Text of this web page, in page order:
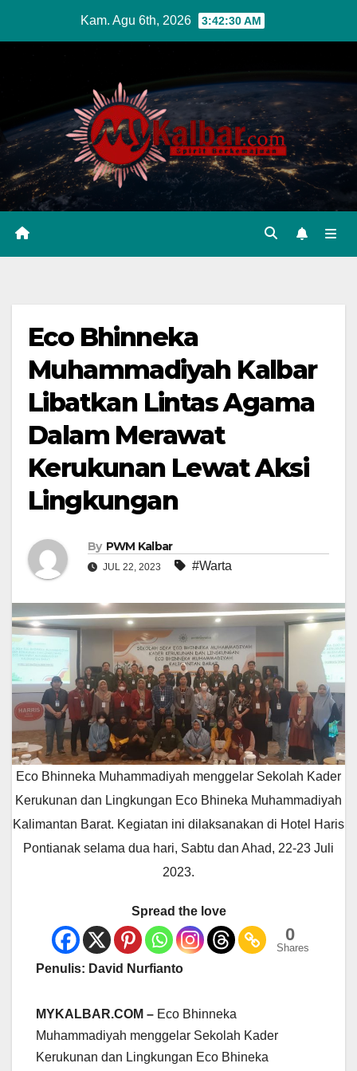
Kam. Agu 6th, 2026 3:42:32 AM
Eco Bhinneka
Muhammadiyah Kalbar
Libatkan Lintas Agama
Dalam Merawat
Kerukunan Lewat Aksi
Lingkungan
By PWM Kalbar
JUL 22, 2023 #Warta
Eco Bhinneka Muhammadiyah menggelar Sekolah Kader
Kerukunan dan Lingkungan Eco Bhineka Muhammadiyah
Kalimantan Barat. Kegiatan ini dilaksanakan di Hotel Haris
Pontianak selama dua hari, Sabtu dan Ahad, 22-23 Juli
2023.
Spread the love
0
Shares
Penulis: David Nurfianto
MYKALBAR.COM – Eco Bhinneka
Muhammadiyah menggelar Sekolah Kader
Kerukunan dan Lingkungan Eco Bhineka